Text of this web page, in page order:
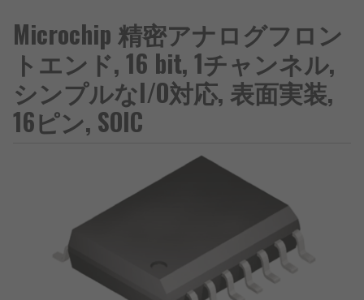
Microchip 精密アナログフロン
トエンド, 16 bit, 1チャンネル,
シンプルなI/O対応, 表面実装,
16ピン, SOIC